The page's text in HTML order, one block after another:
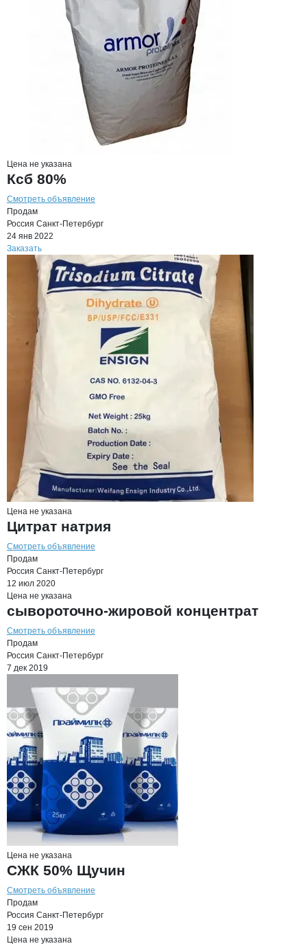
Цена не указана
Ксб 80%
Смотреть объявление
Продам
Россия Санкт-Петербург
24 янв 2022
Заказать
Цена не указана
Цитрат натрия
Смотреть объявление
Продам
Россия Санкт-Петербург
12 июл 2020
Цена не указана
сывороточно-жировой концентрат
Смотреть объявление
Продам
Россия Санкт-Петербург
7 дек 2019
Цена не указана
СЖК 50% Щучин
Смотреть объявление
Продам
Россия Санкт-Петербург
19 сен 2019
Цена не указана